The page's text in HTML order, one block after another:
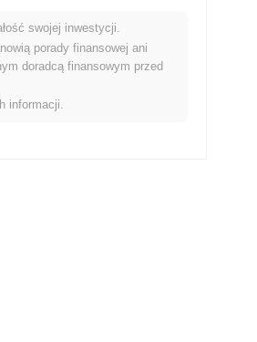
spadek o0.14%. Wskazuje
swojej inwestycji.
porady finansowej ani
doradcą finansowym przed
informacji.